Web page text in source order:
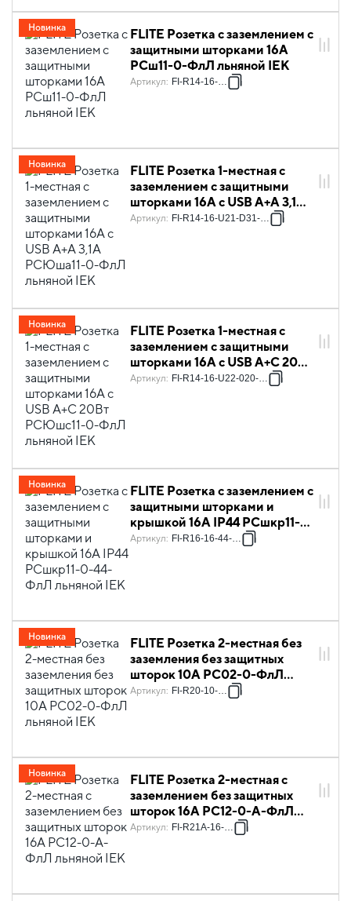
FLITE Розетка с заземлением с
защитными шторками 16А
РСш11-0-ФлЛ льняной IEK
Артикул: FI-R14-16-K88
Новинка
FLITE Розетка 1-местная с
заземлением с защитными
шторками 16А с USB A+A 3,1А
РСЮша11-0-ФлЛ льняной IEK
Артикул: FI-R14-16-U21-D31-K88
Новинка
FLITE Розетка 1-местная с
заземлением с защитными
шторками 16А с USB A+C 20Вт
РСЮшс11-0-ФлЛ льняной IEK
Артикул: FI-R14-16-U22-020-K88
Новинка
FLITE Розетка с заземлением с
защитными шторками и
крышкой 16А IP44 РСшкр11-
0-44-ФлЛ льняной IEK
Артикул: FI-R16-16-44-K88
Новинка
FLITE Розетка 2-местная без
заземления без защитных
шторок 10А РС02-0-ФлЛ
льняной IEK
Артикул: FI-R20-10-K88
Новинка
FLITE Розетка 2-местная с
заземлением без защитных
шторок 16А РС12-0-А-ФлЛ
льняной IEK
Артикул: FI-R21A-16-K88
Новинка